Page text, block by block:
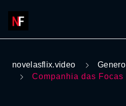
novelasflix.video Genero
Companhia das Focas